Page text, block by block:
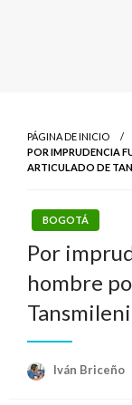
PÁGINA DE INICIO
POR IMPRUDENCIA
ARTICULADO DE
BOGOTÁ
Por
hombre
Iván Briceño